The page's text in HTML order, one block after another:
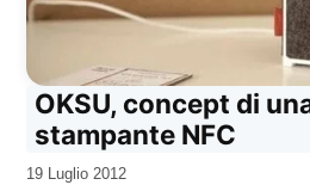
OKSU, concept di
stampante NFC
da
19 Luglio 2012